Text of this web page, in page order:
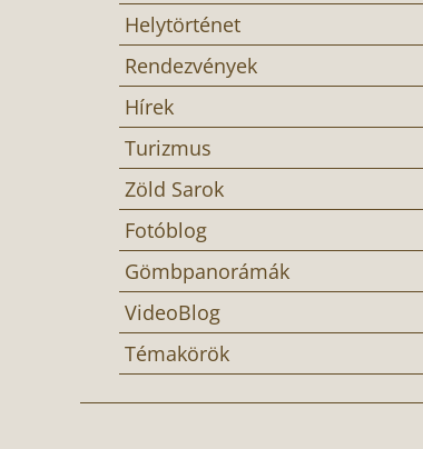
Helytörténet
Rendezvények
Hírek
Turizmus
Zöld Sarok
Fotóblog
Gömbpanorámák
VideoBlog
Témakörök